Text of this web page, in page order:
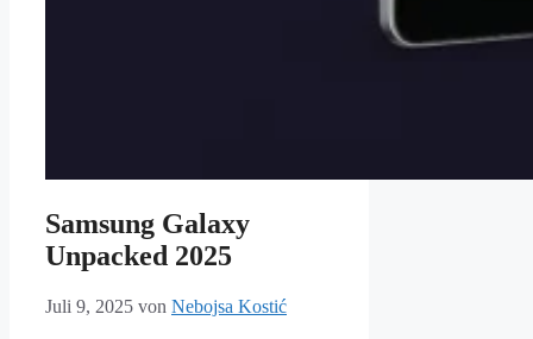
Samsung Galaxy
Unpacked 2025
Juli 9, 2025 von Nebojsa Kostić